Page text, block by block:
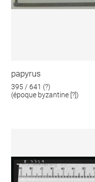
papyrus
395 / 641 (?)
(époque byzantine [?])